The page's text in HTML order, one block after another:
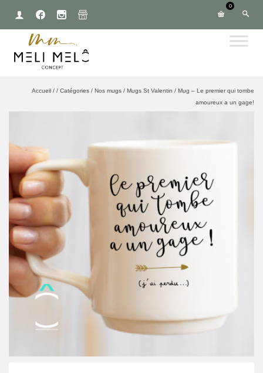
0
Accueil / / Catégories / Nos mugs / Mugs St Valentin / Mug – Le premier qui tombe
amoureux a un gage!